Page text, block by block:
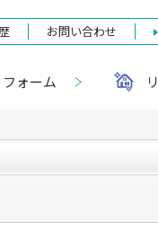
お問い合わせ
フォーム